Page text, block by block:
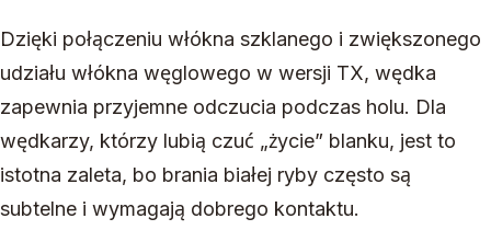
Dzięki połączeniu włókna szklanego i zwiększonego
udziału włókna węglowego w wersji TX, wędka
zapewnia przyjemne odczucia podczas holu. Dla
wędkarzy, którzy lubią czuć „życie” blanku, jest to
istotna zaleta, bo brania białej ryby często są
subtelne i wymagają dobrego kontaktu.